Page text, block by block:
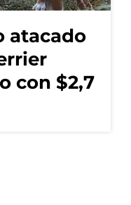
atacado
con $2,7